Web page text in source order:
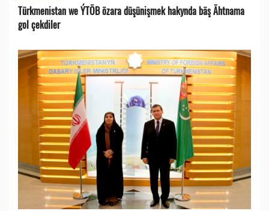
Türkmenistan we ÝTÖB özara düşünişmek hakynda bäş Ähtnama
gol çekdiler